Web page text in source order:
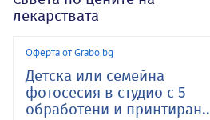
лекарствата
Оферта от Grabo.bg
Детска или семейна
фотосесия в студио с 5
обработени и принтиран..